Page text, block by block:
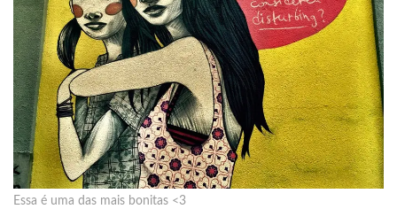
Essa é uma das mais bonitas <3